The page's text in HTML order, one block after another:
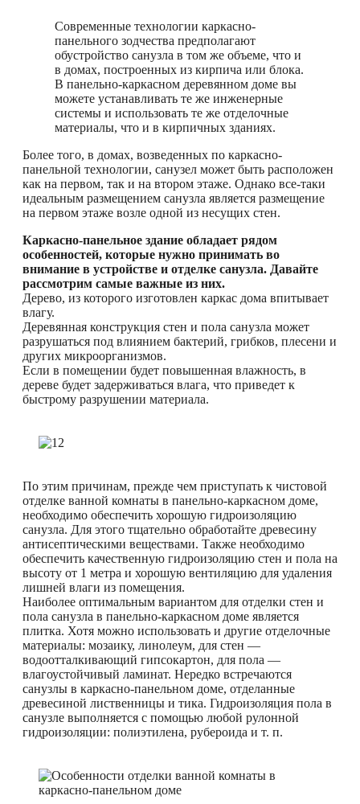
Современные технологии каркасно-
панельного зодчества предполагают
обустройство санузла в том же объеме, что и
в домах, построенных из кирпича или блока.
В панельно-каркасном деревянном доме вы
можете устанавливать те же инженерные
системы и использовать те же отделочные
материалы, что и в кирпичных зданиях.
Более того, в домах, возведенных по каркасно-
панельной технологии, санузел может быть расположен
как на первом, так и на втором этаже. Однако все-таки
идеальным размещением санузла является размещение
на первом этаже возле одной из несущих стен.
Каркасно-панельное здание обладает рядом
особенностей, которые нужно принимать во
внимание в устройстве и отделке санузла. Давайте
рассмотрим самые важные из них.
Дерево, из которого изготовлен каркас дома впитывает
влагу.
Деревянная конструкция стен и пола санузла может
разрушаться под влиянием бактерий, грибков, плесени и
других микроорганизмов.
Если в помещении будет повышенная влажность, в
дереве будет задерживаться влага, что приведет к
быстрому разрушении материала.
По этим причинам, прежде чем приступать к чистовой
отделке ванной комнаты в панельно-каркасном доме,
необходимо обеспечить хорошую гидроизоляцию
санузла. Для этого тщательно обработайте древесину
антисептическими веществами. Также необходимо
обеспечить качественную гидроизоляцию стен и пола на
высоту от 1 метра и хорошую вентиляцию для удаления
лишней влаги из помещения.
Наиболее оптимальным вариантом для отделки стен и
пола санузла в панельно-каркасном доме является
плитка. Хотя можно использовать и другие отделочные
материалы: мозаику, линолеум, для стен —
водоотталкивающий гипсокартон, для пола —
влагоустойчивый ламинат. Нередко встречаются
санузлы в каркасно-панельном доме, отделанные
древесиной лиственницы и тика. Гидроизоляция пола в
санузле выполняется с помощью любой рулонной
гидроизоляции: полиэтилена, рубероида и т. п.